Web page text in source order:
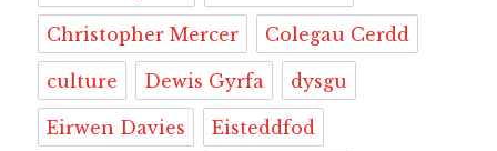
Christopher Mercer Colegau Cerdd
culture Dewis Gyrfa dysgu
Eirwen Davies Eisteddfod